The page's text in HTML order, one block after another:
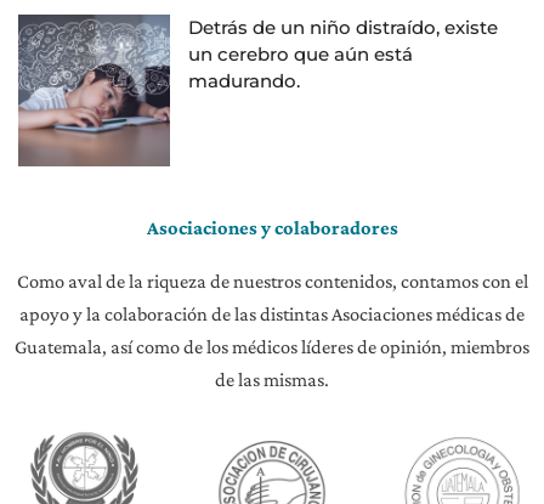
Detrás de un niño distraído, existe
un cerebro que aún está
madurando.
Asociaciones y colaboradores
Como aval de la riqueza de nuestros contenidos, contamos con el
apoyo y la colaboración de las distintas Asociaciones médicas de
Guatemala, así como de los médicos líderes de opinión, miembros
de las mismas.